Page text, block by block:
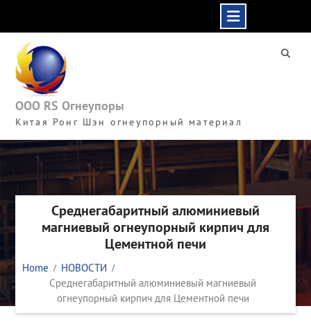
content
ООО RS Огнеупоры
Китая Ронг Шэн огнеупорный материал
Среднегабаритный алюминиевый
магниевый огнеупорный кирпич для
Цементной печи
Home
НОВОСТИ
Среднегабаритный алюминиевый магниевый
огнеупорный кирпич для Цементной печи